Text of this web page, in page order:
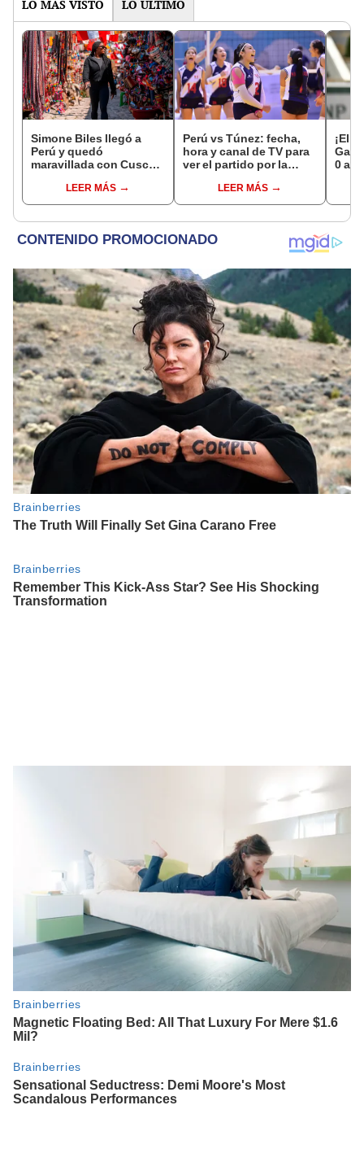
LO MÁS VISTO LO ÚLTIMO
Simone Biles llegó a
Perú y quedó
maravillada con Cusco:
lo hermoso que es este
país"
LEER MÁS
Perú vs Túnez: fecha,
hora y canal de TV para
ver el partido por la
17 de Vóley 2026
LEER MÁS
¡El
0 a